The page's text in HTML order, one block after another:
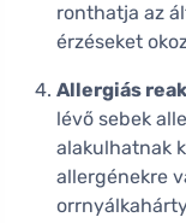
ronthatja az
érzéseket
Allergiás
lévő sebek
alakulhatnak
allergénekre